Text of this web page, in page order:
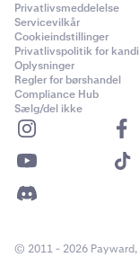
Privatlivsmeddelelse
Servicevilkår
Cookieindstillinger
Privatlivspolitik for
Oplysninger
Regler for børshandel
Compliance Hub
Sælg/del ikke
© 2011 - 2026 Payward,